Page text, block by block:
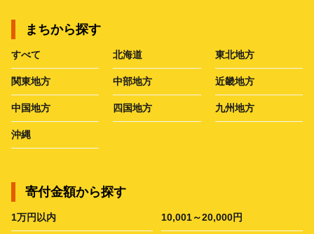
まちから探す
すべて 北海道 東北地方
関東地方 中部地方 近畿地方
中国地方 四国地方 九州地方
沖縄
寄付金額から探す
1万円以内 10,001～20,000円